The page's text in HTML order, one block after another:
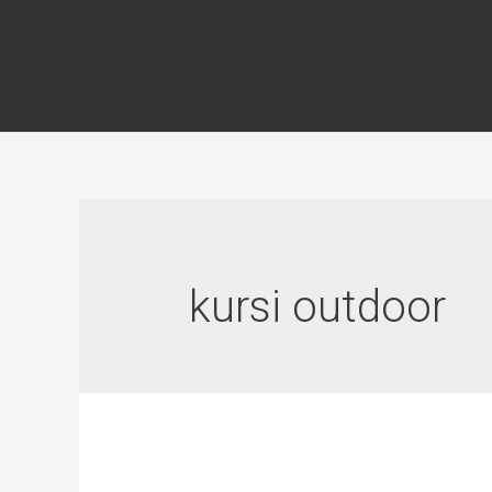
kursi outdoor